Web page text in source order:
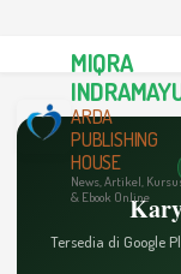
MIQRA
ARDA
PUBLISHING
HOUSE
News, Artikel,
& Ebook Online
Tersedia di Google